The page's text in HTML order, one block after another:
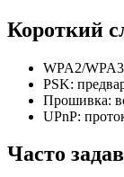
Короткий
WPA2/
PSK:
Прошивка:
UPnP:
Часто